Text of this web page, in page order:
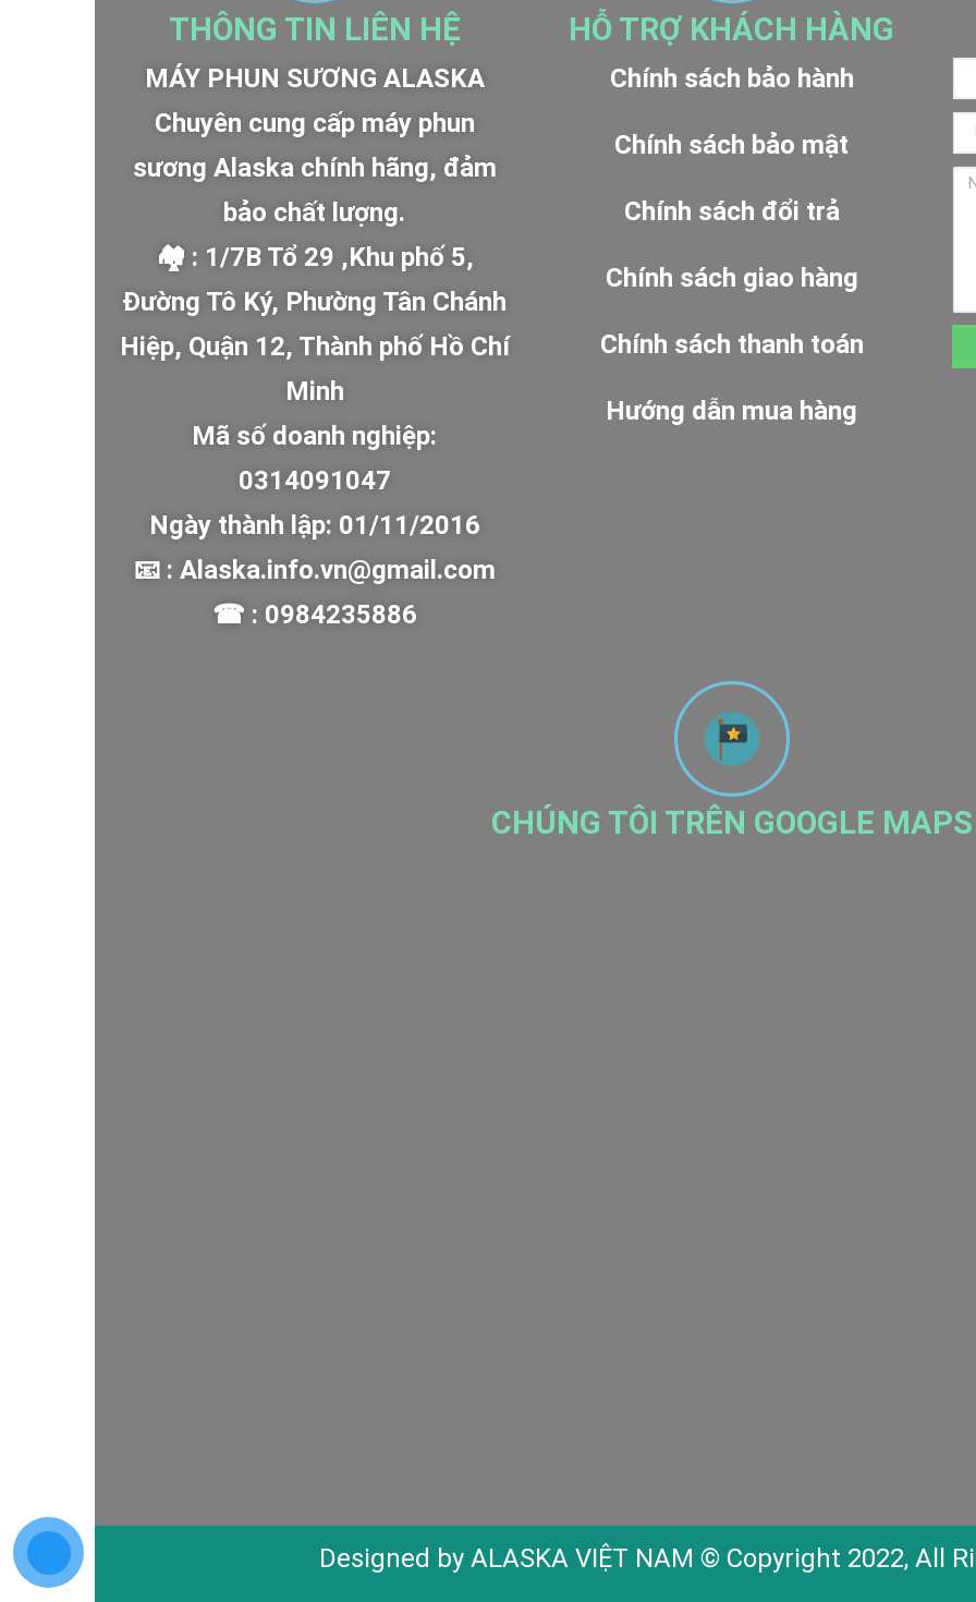
THÔNG TIN LIÊN HỆ
MÁY PHUN SƯƠNG ALASKA
Chuyên cung cấp máy phun
sương Alaska chính hãng, đảm
bảo chất lượng.
🏘 : 1/7B Tổ 29 ,Khu phố 5,
Đường Tô Ký, Phường Tân Chánh
Hiệp, Quận 12, Thành phố Hồ Chí
Minh
Mã số doanh nghiệp:
0314091047
Ngày thành lập: 01/11/2016
📧 : Alaska.info.vn@gmail.com
☎ : 0984235886
HỖ TRỢ KHÁCH HÀNG
Chính sách bảo hành
Chính sách bảo mật
Chính sách đổi trả
Chính sách giao hàng
Chính sách thanh toán
Hướng dẫn mua hàng
CHÚNG TÔI TRÊN GOOGLE MAPS
Designed by ALASKA VIỆT NAM © Copyright 2022, All